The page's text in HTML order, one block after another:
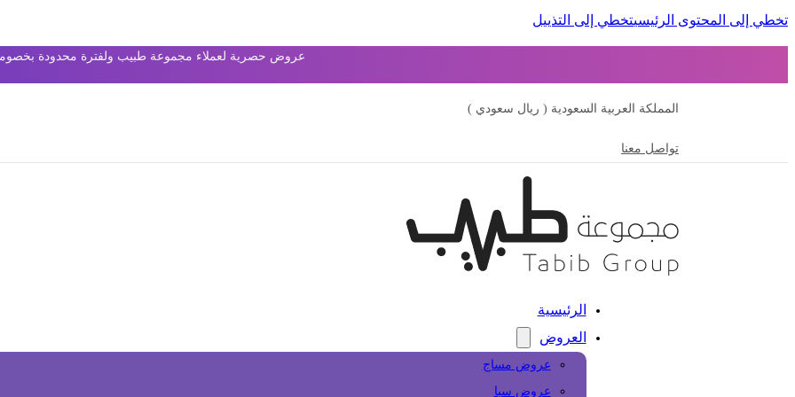
تخطي إلى المحتوى الرئيسيتخطي إلى التذييل
عروض حصرية لعملاء مجموعة طبيب ولفترة محدودة بخصومات
المملكة العربية السعودية ( ريال سعودي )
تواصل معنا
الرئيسية
العروض
عروض مساج
عروض سبا